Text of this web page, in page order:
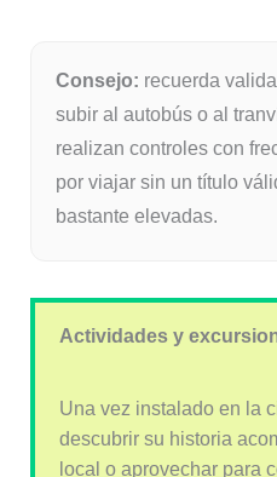
Consejo: recuerda
subir al autobús o al
realizan controles con
por viajar sin un título
bastante elevadas.
Actividades y
Una vez instalado en la
descubrir su historia
local o aprovechar para